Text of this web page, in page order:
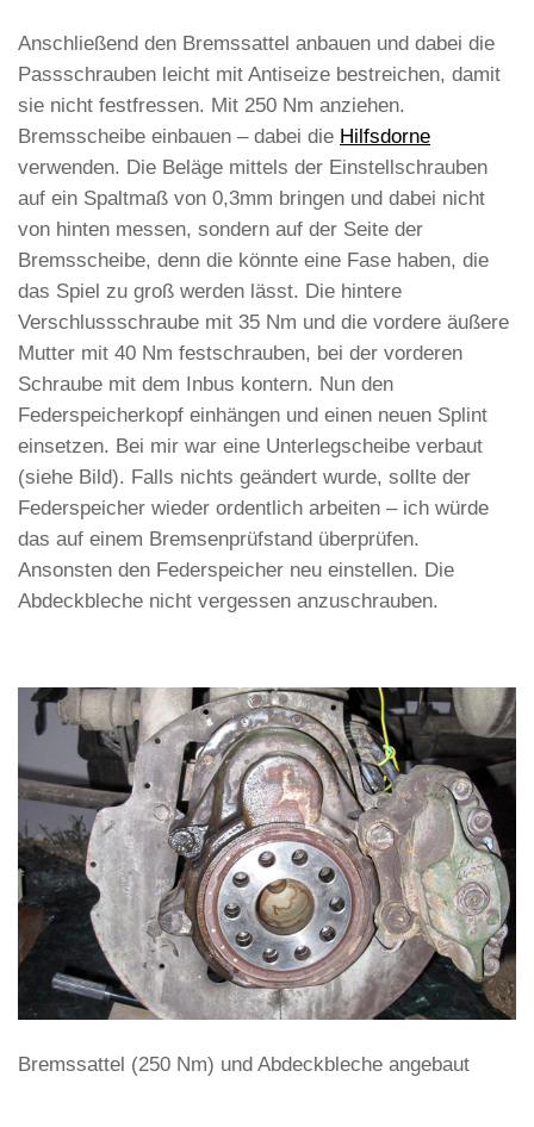
Anschließend den Bremssattel anbauen und dabei die
Passschrauben leicht mit Antiseize bestreichen, damit
sie nicht festfressen. Mit 250 Nm anziehen.
Bremsscheibe einbauen – dabei die Hilfsdorne
verwenden. Die Beläge mittels der Einstellschrauben
auf ein Spaltmaß von 0,3mm bringen und dabei nicht
von hinten messen, sondern auf der Seite der
Bremsscheibe, denn die könnte eine Fase haben, die
das Spiel zu groß werden lässt. Die hintere
Verschlussschraube mit 35 Nm und die vordere äußere
Mutter mit 40 Nm festschrauben, bei der vorderen
Schraube mit dem Inbus kontern. Nun den
Federspeicherkopf einhängen und einen neuen Splint
einsetzen. Bei mir war eine Unterlegscheibe verbaut
(siehe Bild). Falls nichts geändert wurde, sollte der
Federspeicher wieder ordentlich arbeiten – ich würde
das auf einem Bremsenprüfstand überprüfen.
Ansonsten den Federspeicher neu einstellen. Die
Abdeckbleche nicht vergessen anzuschrauben.
Bremssattel (250 Nm) und Abdeckbleche angebaut